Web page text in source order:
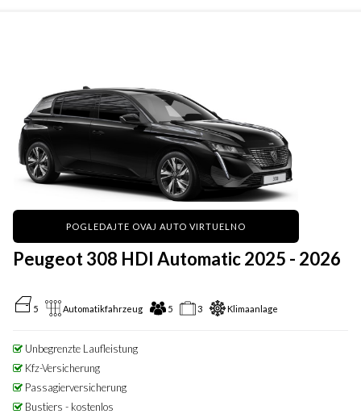
POGLEDAJTE OVAJ AUTO VIRTUELNO
Peugeot 308 HDI Automatic 2025 - 2026
5 Automatikfahrzeug 5 3 Klimaanlage
Unbegrenzte Laufleistung
Kfz-Versicherung
Passagierversicherung
Bustiers - kostenlos